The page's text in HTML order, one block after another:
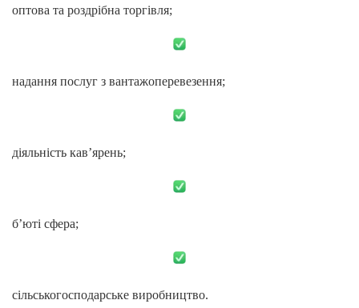
оптова та роздрібна торгівля;
надання послуг з вантажоперевезення;
діяльність кав’ярень;
б’юті сфера;
сільськогосподарське виробництво.